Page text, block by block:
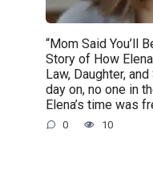
“Mom Said You’ll
Story of How
Law, Daughter,
day on, no one in
Elena’s time was
0 10